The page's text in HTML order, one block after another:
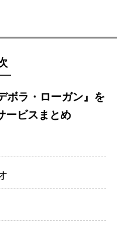
ボラ・ローガン』を
ービスまとめ